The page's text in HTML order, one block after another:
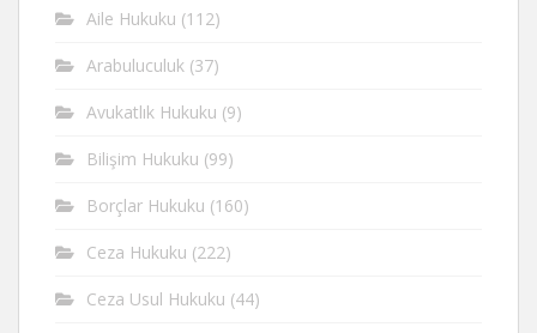
Aile Hukuku (112)
Arabuluculuk (37)
Avukatlık Hukuku (9)
Bilişim Hukuku (99)
Borçlar Hukuku (160)
Ceza Hukuku (222)
Ceza Usul Hukuku (44)